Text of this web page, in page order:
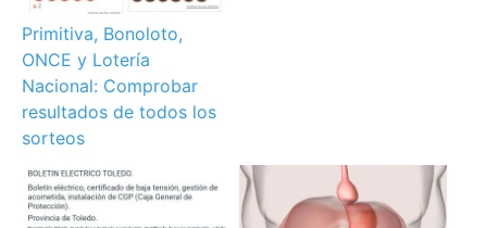
Primitiva, Bonoloto,
ONCE y Lotería
Nacional: Comprobar
resultados de todos los
sorteos